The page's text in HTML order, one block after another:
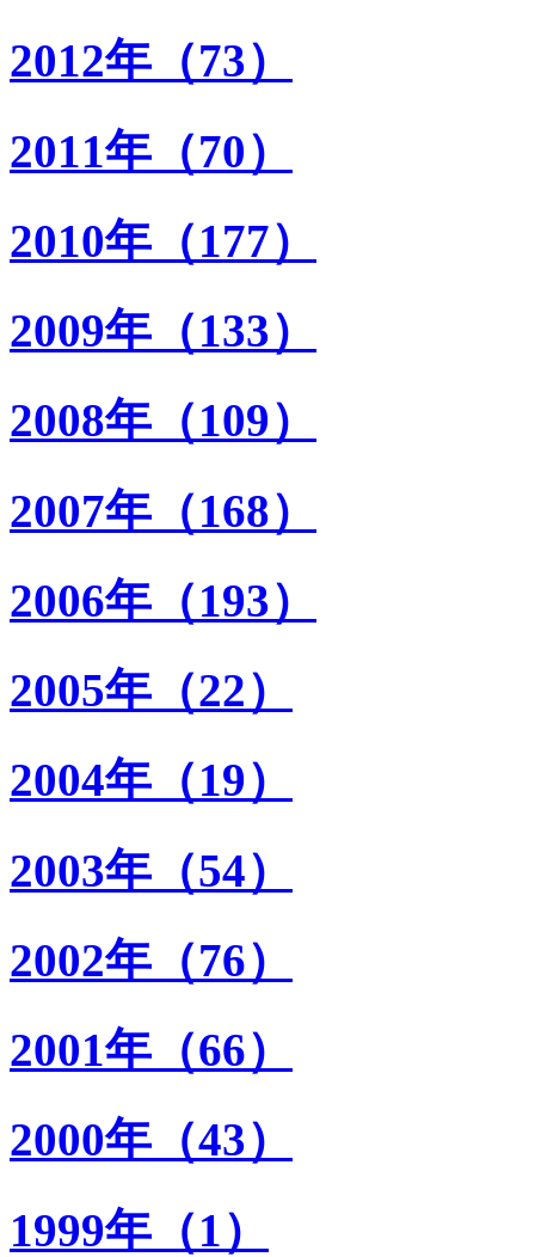
2012年（73）
2011年（70）
2010年（177）
2009年（133）
2008年（109）
2007年（168）
2006年（193）
2005年（22）
2004年（19）
2003年（54）
2002年（76）
2001年（66）
2000年（43）
1999年（1）